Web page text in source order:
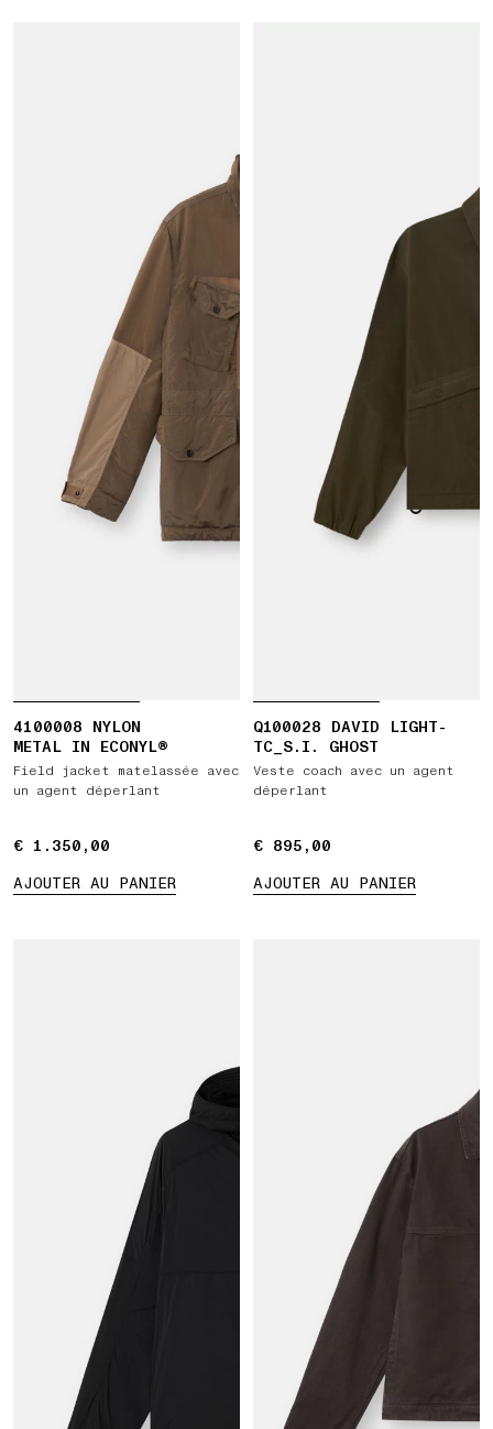
4100008 NYLON
METAL IN ECONYL®
Field jacket matelassée avec
un agent déperlant
€ 1.350,00
€ 1.350,00
AJOUTER AU PANIER
Q100028 DAVID LIGHT-
TC_S.I. GHOST
Veste coach avec un agent
déperlant
€ 895,00
€ 895,00
AJOUTER AU PANIER